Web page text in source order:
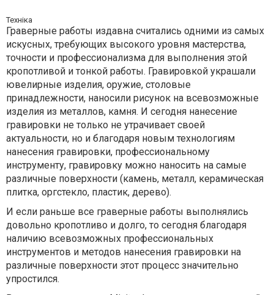
Техніка
Граверные работы издавна считались одними из самых
искусных, требующих высокого уровня мастерства,
точности и профессионализма для выполнения этой
кропотливой и тонкой работы. Гравировкой украшали
ювелирные изделия, оружие, столовые
принадлежности, наносили рисунок на всевозможные
изделия из металлов, камня. И сегодня нанесение
гравировки не только не утрачивает своей
актуальности, но и благодаря новым технологиям
нанесения гравировки, профессиональному
инструменту, гравировку можно наносить на самые
различные поверхности (камень, металл, керамическая
плитка, оргстекло, пластик, дерево).
И если раньше все граверные работы выполнялись
довольно кропотливо и долго, то сегодня благодаря
наличию всевозможных профессиональных
инструментов и методов нанесения гравировки на
различные поверхности этот процесс значительно
упростился.